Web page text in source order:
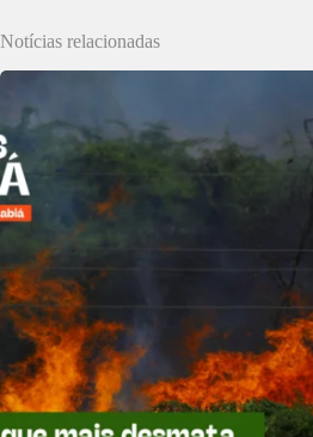
Notícias relacionadas